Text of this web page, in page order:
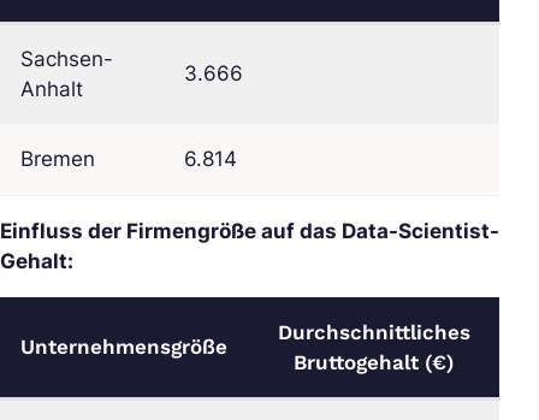
Sachsen-
Anhalt
3.666
Bremen 6.814
Einfluss der Firmengröße auf das Data-Scientist-
Gehalt:
Unternehmensgröße
Durchschnittliches
Bruttogehalt (€)